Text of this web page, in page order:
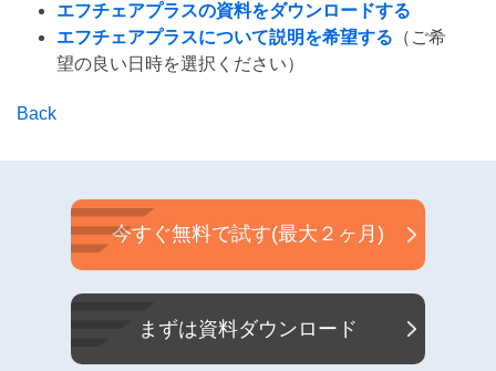
エフチェアプラスの資料をダウンロードする
エフチェアプラスについて説明を希望する （ご希
望の良い日時を選択ください）
Back
今すぐ無料で試す(最大２ヶ月)
まずは資料ダウンロード